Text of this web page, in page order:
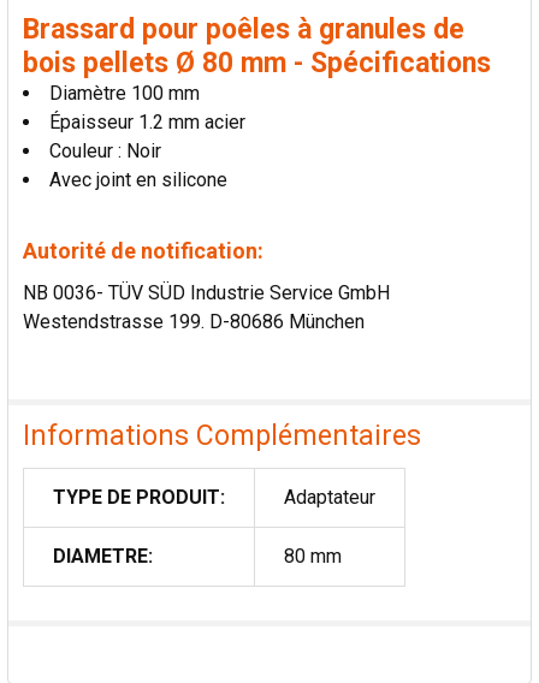
LA
SÉLECTION
AU PANIER
Brassard pour poêles à granules de
bois pellets Ø 80 mm - Spécifications
Diamètre 100 mm
Épaisseur 1.2 mm acier
Couleur : Noir
Avec joint en silicone
Autorité de notification:
NB 0036- TÜV SÜD Industrie Service GmbH
Westendstrasse 199. D-80686 München
Informations Complémentaires
TYPE DE PRODUIT: Adaptateur
DIAMETRE: 80 mm